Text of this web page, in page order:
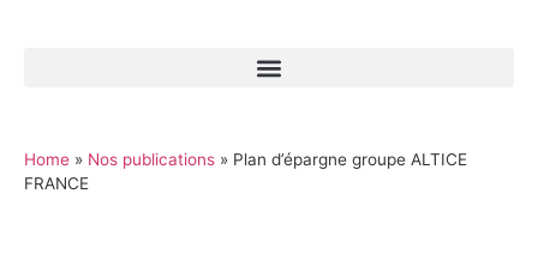
Home » Nos publications » Plan d’épargne groupe ALTICE
FRANCE